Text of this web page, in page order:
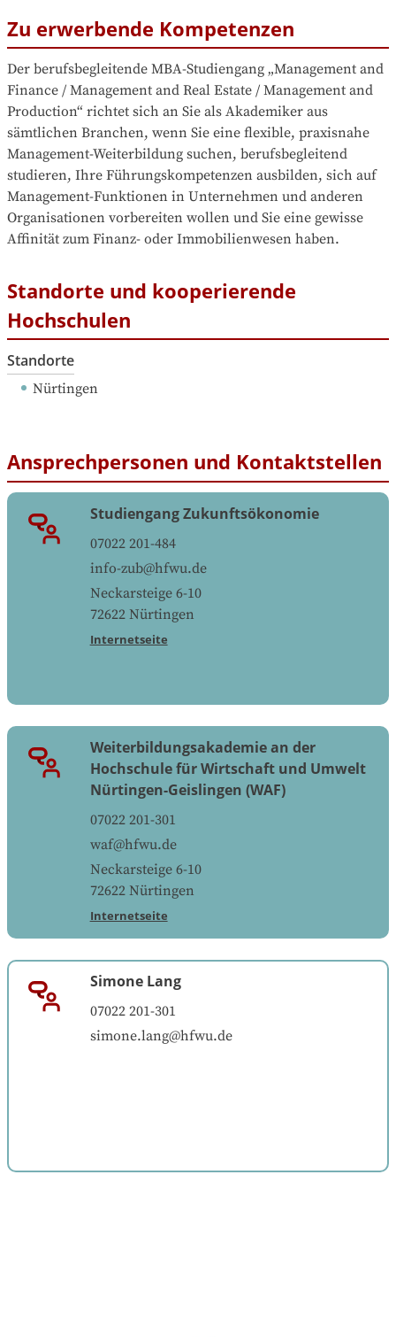
Zu erwerbende Kompetenzen
Der berufsbegleitende MBA-Studiengang „Management and
Finance / Management and Real Estate / Management and
Production“ richtet sich an Sie als Akademiker aus
sämtlichen Branchen, wenn Sie eine flexible, praxisnahe
Management-Weiterbildung suchen, berufsbegleitend
studieren, Ihre Führungskompetenzen ausbilden, sich auf
Management-Funktionen in Unternehmen und anderen
Organisationen vorbereiten wollen und Sie eine gewisse
Affinität zum Finanz- oder Immobilienwesen haben.
Standorte und kooperierende
Hochschulen
Standorte
Nürtingen
Ansprechpersonen und Kontaktstellen
Studiengang Zukunftsökonomie
07022 201-484
info-zub@hfwu.de
Neckarsteige 6-10
72622 Nürtingen
Internetseite
Weiterbildungsakademie an der
Hochschule für Wirtschaft und Umwelt
Nürtingen-Geislingen (WAF)
07022 201-301
waf@hfwu.de
Neckarsteige 6-10
72622 Nürtingen
Internetseite
Simone Lang
07022 201-301
simone.lang@hfwu.de